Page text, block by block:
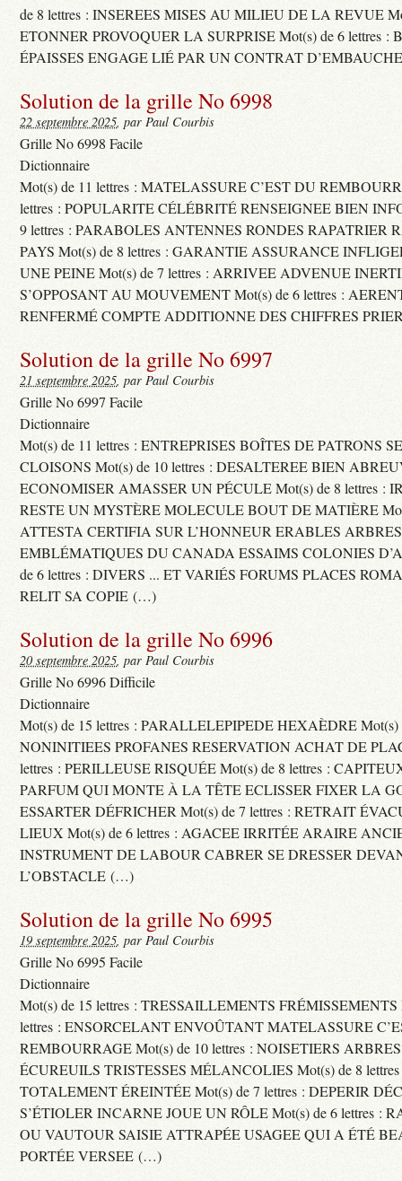
de 8 lettres : INSEREES MISES AU MILIEU DE LA REVUE
ETONNER PROVOQUER LA SURPRISE Mot(s) de 6 lettres :
ÉPAISSES ENGAGE LIÉ PAR UN CONTRAT
Solution de la grille No 6998
22 septembre 2025, par Paul Courbis
Grille No 6998 Facile
Dictionnaire
Mot(s) de 11 lettres : MATELASSURE C’EST DU
lettres : POPULARITE CÉLÉBRITÉ RENSEIGNEE BIEN
9 lettres : PARABOLES ANTENNES RONDES RAPATRIER
PAYS Mot(s) de 8 lettres : GARANTIE ASSURANCE
UNE PEINE Mot(s) de 7 lettres : ARRIVEE ADVENUE
S’OPPOSANT AU MOUVEMENT Mot(s) de 6 lettres :
RENFERMÉ COMPTE ADDITIONNE DES CHIFFRES
Solution de la grille No 6997
21 septembre 2025, par Paul Courbis
Grille No 6997 Facile
Dictionnaire
Mot(s) de 11 lettres : ENTREPRISES BOÎTES DE PATRONS
CLOISONS Mot(s) de 10 lettres : DESALTEREE BIEN
ECONOMISER AMASSER UN PÉCULE Mot(s) de 8 lettres :
RESTE UN MYSTÈRE MOLECULE BOUT DE MATIÈRE
ATTESTA CERTIFIA SUR L’HONNEUR ERABLES ARBRES
EMBLÉMATIQUES DU CANADA ESSAIMS COLONIES
de 6 lettres : DIVERS ... ET VARIÉS FORUMS PLACES
RELIT SA COPIE (…)
Solution de la grille No 6996
20 septembre 2025, par Paul Courbis
Grille No 6996 Difficile
Dictionnaire
Mot(s) de 15 lettres : PARALLELEPIPEDE HEXAÈDRE Mot(s)
NONINITIEES PROFANES RESERVATION ACHAT DE
lettres : PERILLEUSE RISQUÉE Mot(s) de 8 lettres :
PARFUM QUI MONTE À LA TÊTE ECLISSER FIXER LA
ESSARTER DÉFRICHER Mot(s) de 7 lettres : RETRAIT
LIEUX Mot(s) de 6 lettres : AGACEE IRRITÉE ARAIRE
INSTRUMENT DE LABOUR CABRER SE DRESSER
L’OBSTACLE (…)
Solution de la grille No 6995
19 septembre 2025, par Paul Courbis
Grille No 6995 Facile
Dictionnaire
Mot(s) de 15 lettres : TRESSAILLEMENTS FRÉMISSEMENTS
lettres : ENSORCELANT ENVOÛTANT MATELASSURE
REMBOURRAGE Mot(s) de 10 lettres : NOISETIERS
ÉCUREUILS TRISTESSES MÉLANCOLIES Mot(s) de 8
TOTALEMENT ÉREINTÉE Mot(s) de 7 lettres : DEPERIR
S’ÉTIOLER INCARNE JOUE UN RÔLE Mot(s) de 6 lettres :
OU VAUTOUR SAISIE ATTRAPÉE USAGEE QUI A ÉTÉ
PORTÉE VERSEE (…)